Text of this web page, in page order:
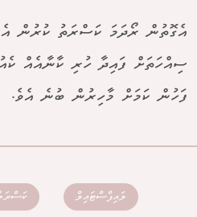
އެގޮތުން ރޯދަމަ ކަސްރަތު ކުރުން
ސިއްހަތަށް ފައިދާ ހުރި ކާނާއެއް
ފަހުން ކަމަށް މާހިރުން ބުނެ އެވެ.
ލައިފްސްޓައިލް